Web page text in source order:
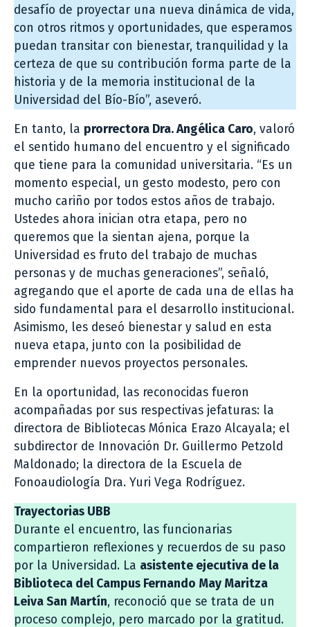
desafío de proyectar una nueva dinámica de vida,
con otros ritmos y oportunidades, que esperamos
puedan transitar con bienestar, tranquilidad y la
certeza de que su contribución forma parte de la
historia y de la memoria institucional de la
Universidad del Bío-Bío”, aseveró.
En tanto, la prorrectora Dra. Angélica Caro, valoró
el sentido humano del encuentro y el significado
que tiene para la comunidad universitaria. “Es un
momento especial, un gesto modesto, pero con
mucho cariño por todos estos años de trabajo.
Ustedes ahora inician otra etapa, pero no
queremos que la sientan ajena, porque la
Universidad es fruto del trabajo de muchas
personas y de muchas generaciones”, señaló,
agregando que el aporte de cada una de ellas ha
sido fundamental para el desarrollo institucional.
Asimismo, les deseó bienestar y salud en esta
nueva etapa, junto con la posibilidad de
emprender nuevos proyectos personales.
En la oportunidad, las reconocidas fueron
acompañadas por sus respectivas jefaturas: la
directora de Bibliotecas Mónica Erazo Alcayala; el
subdirector de Innovación Dr. Guillermo Petzold
Maldonado; la directora de la Escuela de
Fonoaudiología Dra. Yuri Vega Rodríguez.
Trayectorias UBB
Durante el encuentro, las funcionarias
compartieron reflexiones y recuerdos de su paso
por la Universidad. La asistente ejecutiva de la
Biblioteca del Campus Fernando May Maritza
Leiva San Martín, reconoció que se trata de un
proceso complejo, pero marcado por la gratitud.